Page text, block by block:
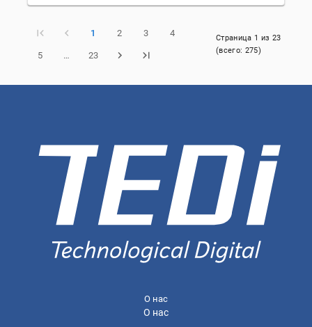
1 2 3 4
5 … 23
Страница 1 из 23
(всего: 275)
О нас
О нас